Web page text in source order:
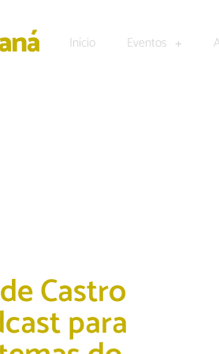
Início Eventos
Castro
para